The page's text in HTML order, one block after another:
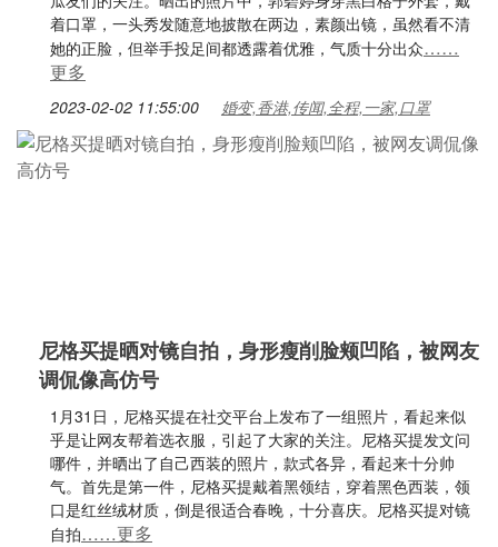
着口罩，一头秀发随意地披散在两边，素颜出镜，虽然看不清
她的正脸，但举手投足间都透露着优雅，气质十分出众……
更多
2023-02-02 11:55:00 婚变,香港,传闻,全程,一家,口罩
尼格买提晒对镜自拍，身形瘦削脸颊凹陷，被网友
调侃像高仿号
1月31日，尼格买提在社交平台上发布了一组照片，看起来似
乎是让网友帮着选衣服，引起了大家的关注。尼格买提发文问
哪件，并晒出了自己西装的照片，款式各异，看起来十分帅
气。首先是第一件，尼格买提戴着黑领结，穿着黑色西装，领
口是红丝绒材质，倒是很适合春晚，十分喜庆。尼格买提对镜
自拍……更多